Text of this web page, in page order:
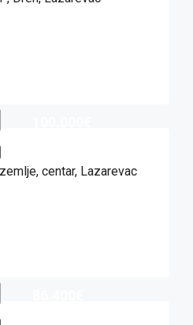
centar, Lazarevac